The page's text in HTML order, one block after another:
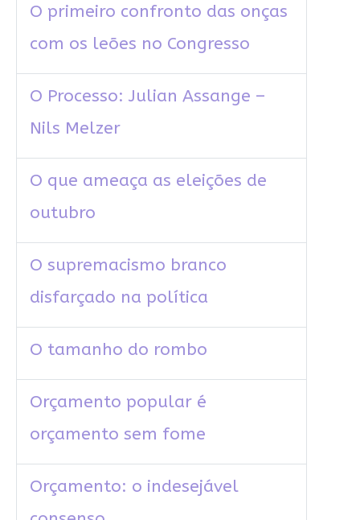
O primeiro confronto das onças
com os leões no Congresso
O Processo: Julian Assange –
Nils Melzer
O que ameaça as eleições de
outubro
O supremacismo branco
disfarçado na política
O tamanho do rombo
Orçamento popular é
orçamento sem fome
Orçamento: o indesejável